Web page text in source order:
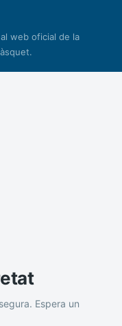
web oficial de la
Espera un